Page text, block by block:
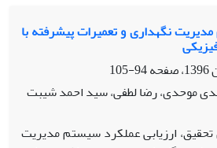
نگهداری و تعمیرات پیشرفته با
94-105
موحدی، رضا لطفی، سید احمد شیبت
ارزیابی عملکرد سیستم مدیریت